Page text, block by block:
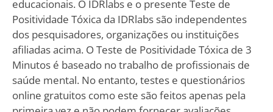
educacionais. O IDRlabs e o presente Teste de
Positividade Tóxica da IDRlabs são independentes
dos pesquisadores, organizações ou instituições
afiliadas acima. O Teste de Positividade Tóxica de 3
Minutos é baseado no trabalho de profissionais de
saúde mental. No entanto, testes e questionários
online gratuitos como este são feitos apenas pela